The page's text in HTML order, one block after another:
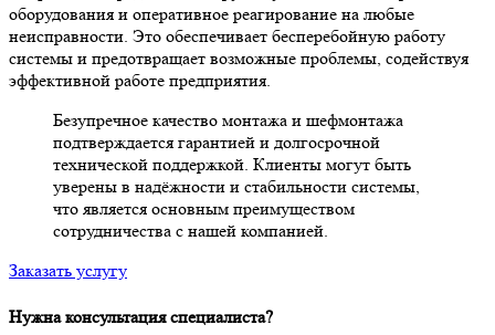
оборудования и оперативное реагирование на любые
неисправности. Это обеспечивает бесперебойную работу
системы и предотвращает возможные проблемы, содействуя
эффективной работе предприятия.
Безупречное качество монтажа и шефмонтажа
подтверждается гарантией и долгосрочной
технической поддержкой. Клиенты могут быть
уверены в надёжности и стабильности системы,
что является основным преимуществом
сотрудничества с нашей компанией.
Заказать услугу
Нужна консультация специалиста?